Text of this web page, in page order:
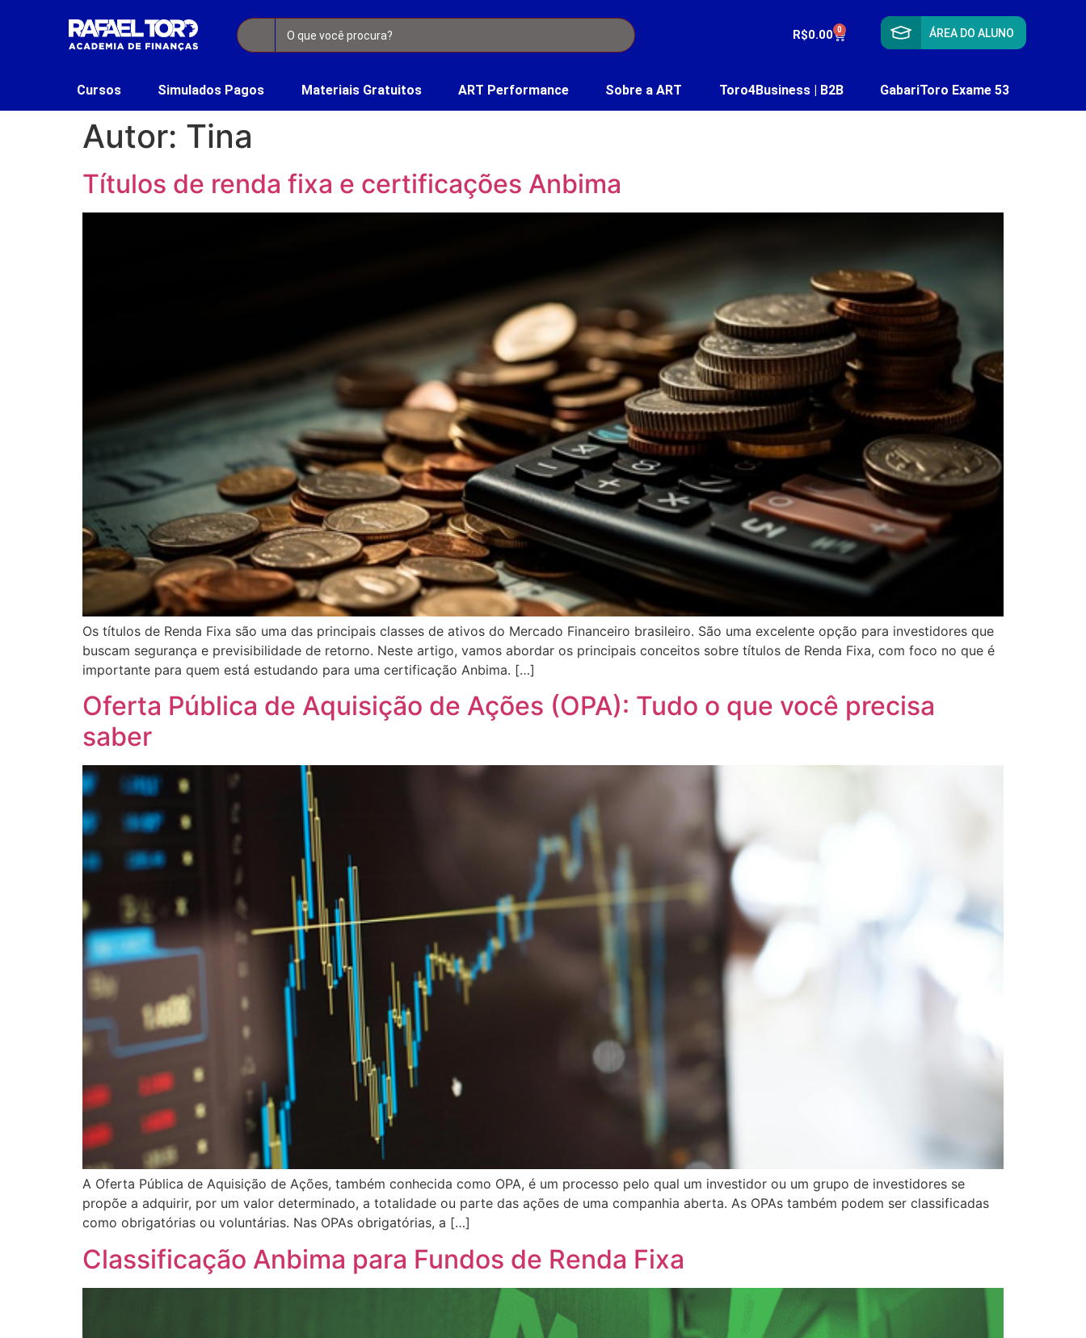
R$0.00 0 ÁREA DO ALUNO
Cursos Simulados Pagos Materiais Gratuitos ART Performance Sobre a ART Toro4Business | B2B GabariToro Exame 53
Autor: Tina
Títulos de renda fixa e certificações Anbima
Os títulos de Renda Fixa são uma das principais classes de ativos do Mercado Financeiro brasileiro. São uma excelente opção para investidores que
buscam segurança e previsibilidade de retorno. Neste artigo, vamos abordar os principais conceitos sobre títulos de Renda Fixa, com foco no que é
importante para quem está estudando para uma certificação Anbima. […]
Oferta Pública de Aquisição de Ações (OPA): Tudo o que você precisa
saber
A Oferta Pública de Aquisição de Ações, também conhecida como OPA, é um processo pelo qual um investidor ou um grupo de investidores se
propõe a adquirir, por um valor determinado, a totalidade ou parte das ações de uma companhia aberta. As OPAs também podem ser classificadas
como obrigatórias ou voluntárias. Nas OPAs obrigatórias, a […]
Classificação Anbima para Fundos de Renda Fixa